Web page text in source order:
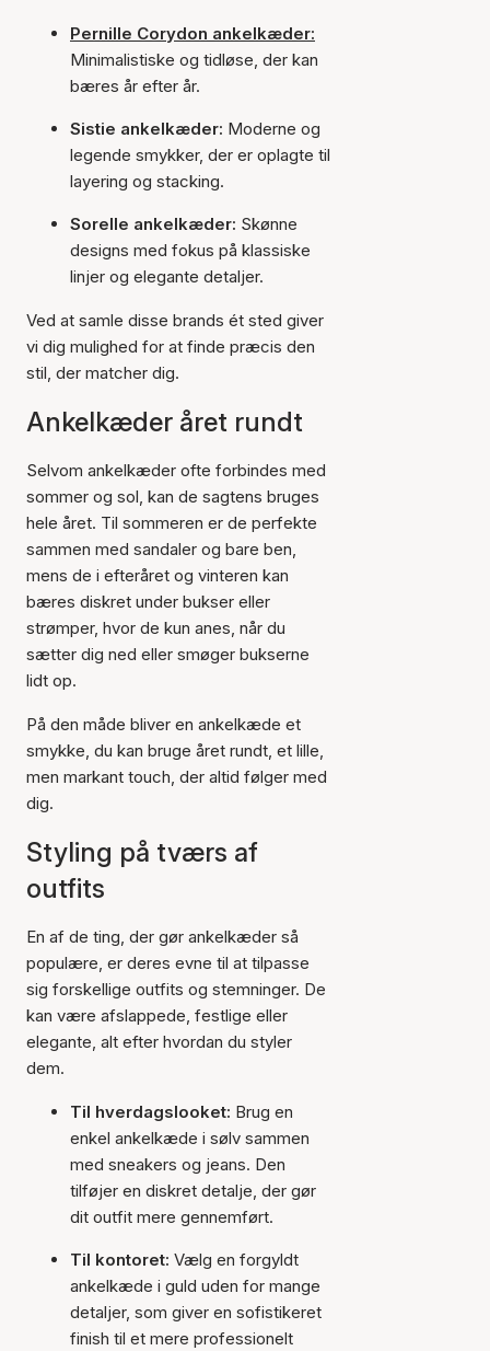
Pernille Corydon ankelkæder:
Minimalistiske og tidløse, der kan
bæres år efter år.
Sistie ankelkæder: Moderne og
legende smykker, der er oplagte til
layering og stacking.
Sorelle ankelkæder: Skønne
designs med fokus på klassiske
linjer og elegante detaljer.
Ved at samle disse brands ét sted giver
vi dig mulighed for at finde præcis den
stil, der matcher dig.
Ankelkæder året rundt
Selvom ankelkæder ofte forbindes med
sommer og sol, kan de sagtens bruges
hele året. Til sommeren er de perfekte
sammen med sandaler og bare ben,
mens de i efteråret og vinteren kan
bæres diskret under bukser eller
strømper, hvor de kun anes, når du
sætter dig ned eller smøger bukserne
lidt op.
På den måde bliver en ankelkæde et
smykke, du kan bruge året rundt, et lille,
men markant touch, der altid følger med
dig.
Styling på tværs af
outfits
En af de ting, der gør ankelkæder så
populære, er deres evne til at tilpasse
sig forskellige outfits og stemninger. De
kan være afslappede, festlige eller
elegante, alt efter hvordan du styler
dem.
Til hverdagslooket: Brug en
enkel ankelkæde i sølv sammen
med sneakers og jeans. Den
tilføjer en diskret detalje, der gør
dit outfit mere gennemført.
Til kontoret: Vælg en forgyldt
ankelkæde i guld uden for mange
detaljer, som giver en sofistikeret
finish til et mere professionelt